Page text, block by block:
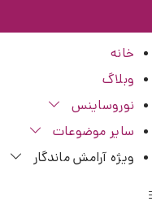
خانه
وبلاگ
نوروساینس
سایر موضوعات
ویژه آرامش ماندگار